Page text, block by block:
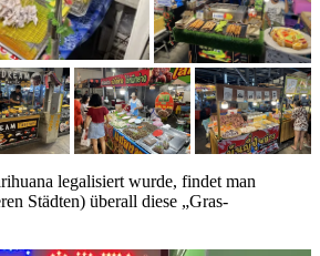
legalisiert wurde, findet man
Städten) überall diese „Gras-